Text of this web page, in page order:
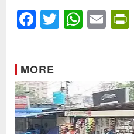
Facebook
Twitter
MORE